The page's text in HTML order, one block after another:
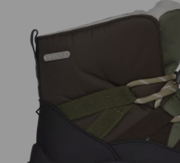
Previous